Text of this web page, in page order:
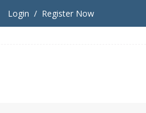
Login / Register Now